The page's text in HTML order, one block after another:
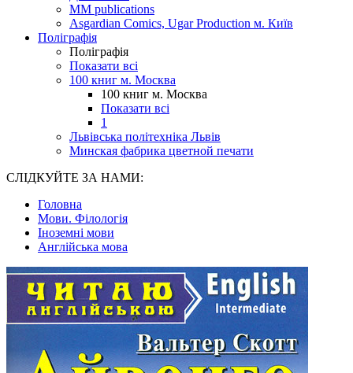
MM publications
Asgardian Comics, Ugar Production м. Київ
Поліграфія
Поліграфія
Показати всі
100 книг м. Москва
100 книг м. Москва
Показати всі
1
Львівська політехніка Львів
Минская фабрика цветной печати
СЛІДКУЙТЕ ЗА НАМИ:
Головна
Мови. Філологія
Іноземні мови
Англійська мова